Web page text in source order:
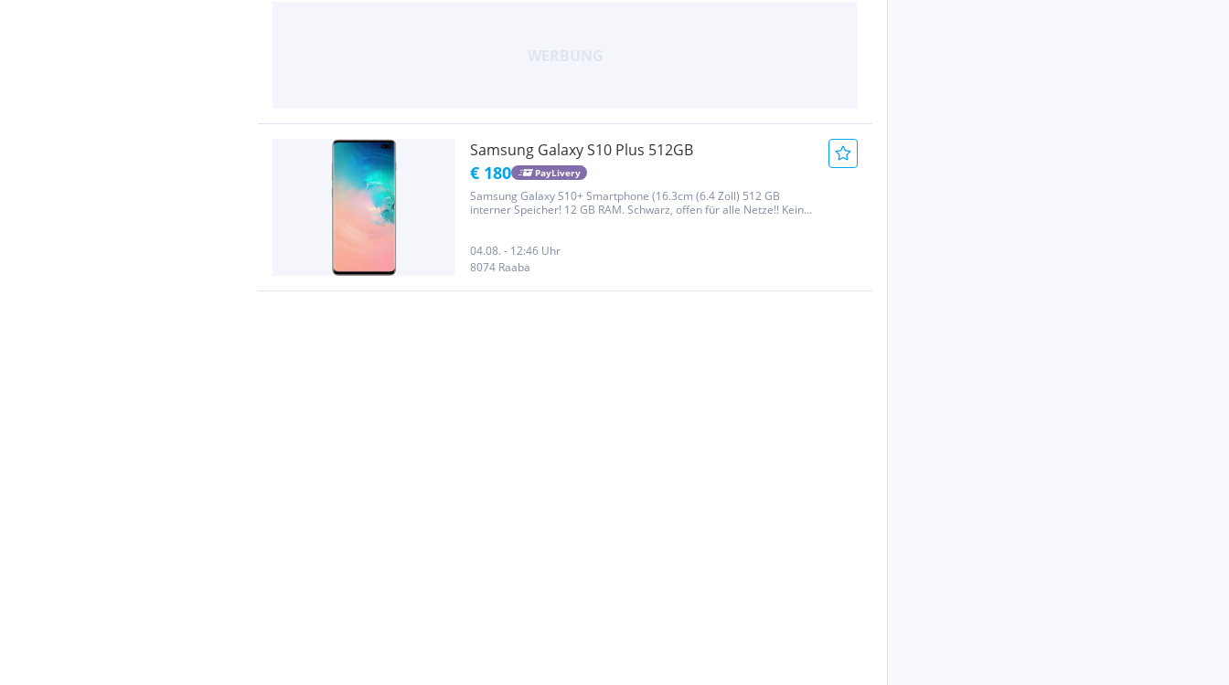
Samsung Galaxy S10 Plus 512GB
€ 180 PayLivery
Samsung Galaxy S10+ Smartphone (16.3cm (6.4 Zoll) 512 GB
interner Speicher! 12 GB RAM. Schwarz, offen für alle Netze!! Keine
04.08. - 12:46 Uhr
8074 Raaba